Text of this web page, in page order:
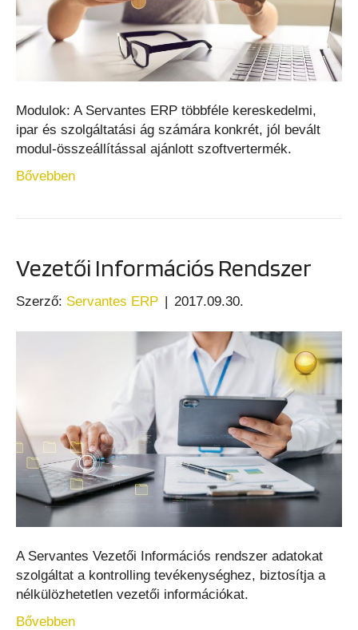
Modulok: A Servantes ERP többféle kereskedelmi,
ipar és szolgáltatási ág számára konkrét, jól bevált
modul-összeállítással ajánlott szoftvertermék.
Bővebben
Vezetői Információs Rendszer
Szerző: Servantes ERP | 2017.09.30.
A Servantes Vezetői Információs rendszer adatokat
szolgáltat a kontrolling tevékenységhez, biztosítja a
nélkülözhetetlen vezetői információkat.
Bővebben